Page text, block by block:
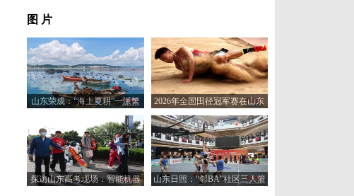
图 片
山东荣成：“海上夏耕”一派繁
2026年全国田径冠军赛在山东
日照举行
探访山东高考现场：智能机器
山东日照：“邻BA”社区三人篮